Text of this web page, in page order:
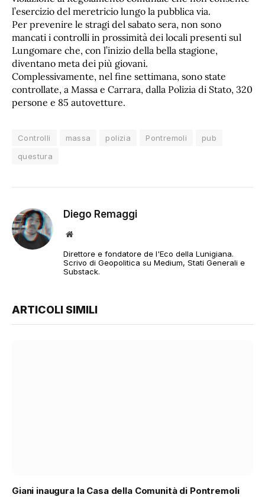
l’esercizio del meretricio lungo la pubblica via.
Per prevenire le stragi del sabato sera, non sono
mancati i controlli in prossimità dei locali presenti sul
Lungomare che, con l’inizio della bella stagione,
diventano meta dei più giovani.
Complessivamente, nel fine settimana, sono state
controllate, a Massa e Carrara, dalla Polizia di Stato, 320
persone e 85 autovetture.
Controlli massa polizia Pontremoli
pub
questura
Diego Remaggi
Sito
Direttore e fondatore de l'Eco della Lunigiana.
Scrivo di Geopolitica su Medium, Stati Generali e
Substack.
ARTICOLI SIMILI
Giani inaugura la Casa della Comunità di Pontremoli